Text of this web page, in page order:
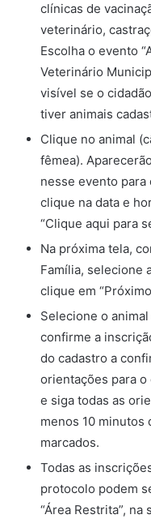
clínicas de
veterinário,
Escolha o evento
Veterinário
visível se o
tiver animais
Clique no animal
fêmea).
nesse evento para
clique na data e
“Clique aqui para
Na próxima tela,
Família, selecione
clique em
Selecione o
confirme a
do cadastro a
orientações para o
e siga todas as
menos 10 minutos
marcados.
Todas as
protocolo podem
“Área Restrita”, na